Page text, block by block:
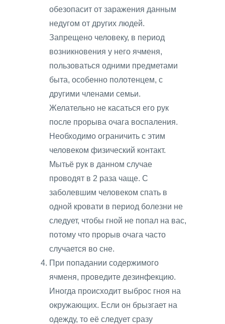
обезопасит от заражения данным
недугом от других людей.
Запрещено человеку, в период
возникновения у него ячменя,
пользоваться одними предметами
быта, особенно полотенцем, с
другими членами семьи.
Желательно не касаться его рук
после прорыва очага воспаления.
Необходимо ограничить с этим
человеком физический контакт.
Мытьё рук в данном случае
проводят в 2 раза чаще. С
заболевшим человеком спать в
одной кровати в период болезни не
следует, чтобы гной не попал на вас,
потому что прорыв очага часто
случается во сне.
При попадании содержимого
ячменя, проведите дезинфекцию.
Иногда происходит выброс гноя на
окружающих. Если он брызгает на
одежду, то её следует сразу